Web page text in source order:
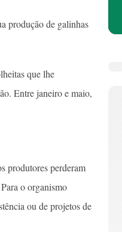
produção de galinhas
que lhe
Entre janeiro e maio,
produtores perderam
o organismo
ou de projetos de